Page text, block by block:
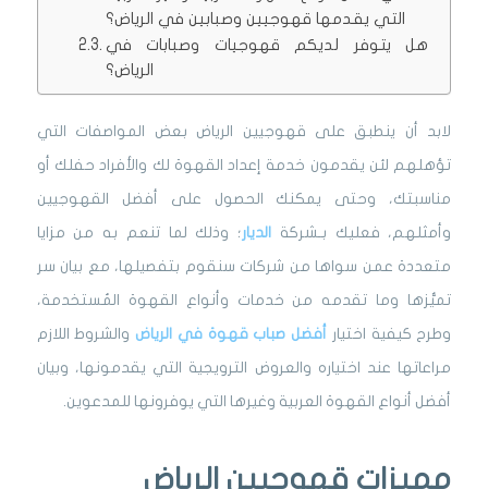
التي يقدمها قهوجيين وصبابين في الرياض؟
هل يتوفر لديكم قهوجيات وصبابات في
الرياض؟
لابد أن ينطبق على قهوجيين الرياض بعض المواصفات التي
تؤهلهم لئن يقدمون خدمة إعداد القهوة لك والأفراد حفلك أو
مناسبتك، وحتى يمكنك الحصول على أفضل القهوجيين
وأمثلهم، فعليك بـشركة الديار ؛ وذلك لما تنعم به من مزايا
متعددة عمن سواها من شركات سنقوم بتفصيلها، مع بيان سر
تميُّزها وما تقدمه من خدمات وأنواع القهوة المُستخدمة،
وطرح كيفية اختيار أفضل صباب قهوة في الرياض والشروط اللازم
مراعاتها عند اختياره والعروض الترويجية التي يقدمونها، وبيان
أفضل أنواع القهوة العربية وغيرها التي يوفرونها للمدعوين.
مميزات قهوجيين الرياض